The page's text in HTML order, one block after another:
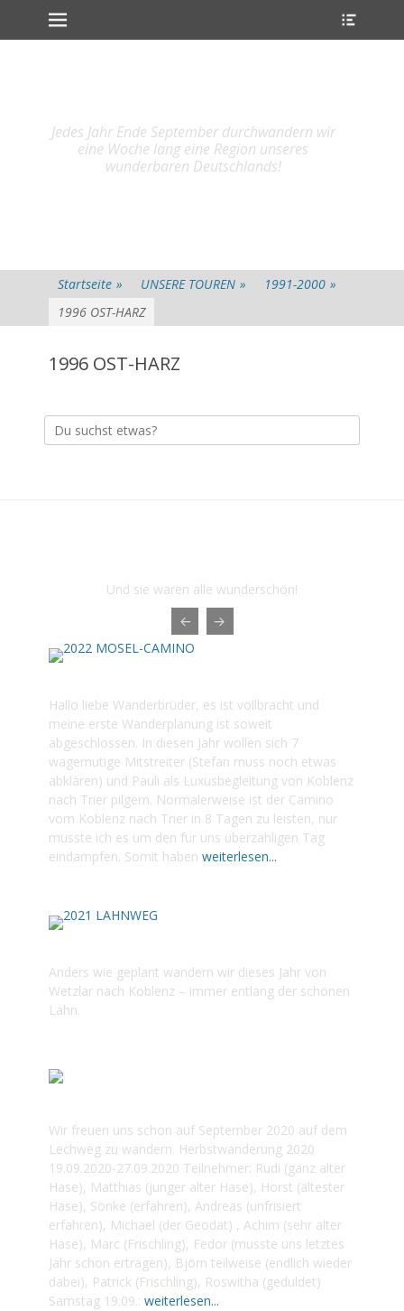
Weiter
zum
Primärmenu
Jedes Jahr Ende September durchwandern wir
eine Woche lang eine Region unseres
wunderbaren Deutschlands!
Startseite » UNSERE TOUREN » 1991-2000 »
1996 OST-HARZ
1996 OST-HARZ
Suche
nach:
Und sie waren alle wunderschön!
Hallo liebe Wanderbrüder, es ist vollbracht und
meine erste Wanderplanung ist soweit
abgeschlossen. In diesen Jahr wollen sich 7
wagemutige Mitstreiter (Stefan muss noch etwas
abklären) und Pauli als Luxusbegleitung von Koblenz
nach Trier pilgern. Normalerweise ist der Camino
vom Koblenz nach Trier in 8 Tagen zu leisten, nur
musste ich es um den für uns überzähligen Tag
eindampfen. Somit haben weiterlesen...
Anders wie geplant wandern wir dieses Jahr von
Wetzlar nach Koblenz – immer entlang der schönen
Lahn.
Wir freuen uns schon auf September 2020 auf dem
Lechweg zu wandern. Herbstwanderung 2020
19.09.2020-27.09.2020 Teilnehmer: Rudi (ganz alter
Hase), Matthias (junger alter Hase), Horst (ältester
Hase), Sönke (erfahren), Andreas (unfrisiert
erfahren), Michael (der Geodät) , Achim (sehr alter
Hase), Marc (Frischling), Fedor (musste uns letztes
Jahr schon ertragen), Björn teilweise (endlich wieder
dabei), Patrick (Frischling), Roswitha (geduldet)
Samstag 19.09.: weiterlesen...